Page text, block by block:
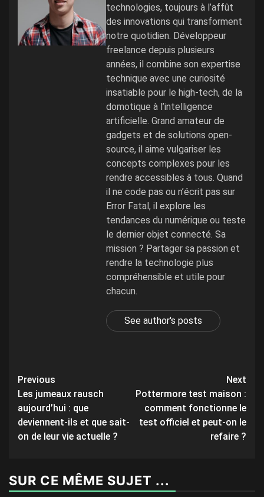
technologies, toujours à l’affût
des innovations qui transforment
notre quotidien. Développeur
freelance depuis plusieurs
années, il combine son expertise
technique avec une curiosité
insatiable pour le high-tech, de la
domotique à l’intelligence
artificielle. Grand amateur de
gadgets et de solutions open-
source, il aime vulgariser les
concepts complexes pour les
rendre accessibles à tous. Quand
il ne code pas ou n’écrit pas sur
Error Fatal, il explore les
tendances du numérique ou teste
le dernier objet connecté. Sa
mission ? Partager sa passion et
rendre la technologie plus
compréhensible et utile pour
chacun.
See author's posts
Post
navigation
Previous
Les jumeaux rausch
aujourd’hui : que
deviennent-ils et que sait-
on de leur vie actuelle ?
Next
Pottermore test maison :
comment fonctionne le
test officiel et peut-on le
refaire ?
SUR CE MÊME SUJET ...